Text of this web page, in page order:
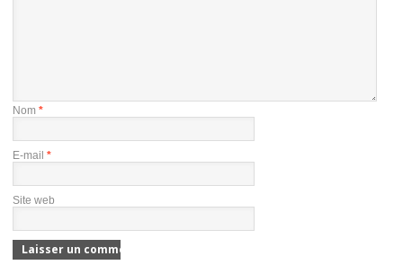
Nom *
E-mail *
Site web